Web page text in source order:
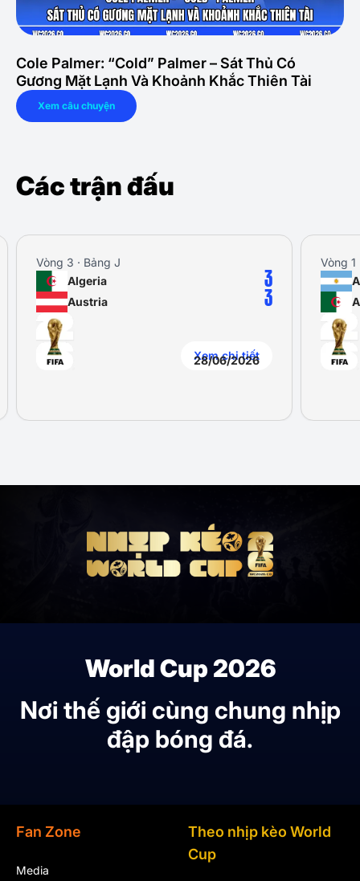
Cole Palmer: “Cold” Palmer – Sát Thủ Có
Gương Mặt Lạnh Và Khoảnh Khắc Thiên Tài
Xem câu chuyện
Các trận đấu
Vòng 3 · Bảng J
28/06/2026
Algeria
Austria
3
3
Xem chi tiết
Vòng 1
World Cup 2026
Nơi thế giới cùng chung nhịp
đập bóng đá.
Fan Zone
Media
Theo nhịp kèo World
Cup